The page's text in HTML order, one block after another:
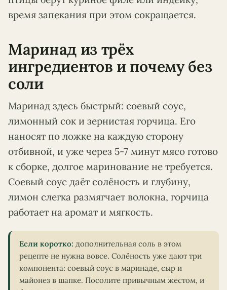
время запекания при этом сокращается.
Маринад из трёх
ингредиентов и почему без
соли
Маринад здесь быстрый: соевый соус,
лимонный сок и зернистая горчица. Его
наносят по ложке на каждую сторону
отбивной, и уже через 5-7 минут мясо готово
к сборке, долгое маринование не требуется.
Соевый соус даёт солёность и глубину,
лимон слегка размягчает волокна, горчица
работает на аромат и мягкость.
Если коротко: дополнительная соль в этом
рецепте не нужна вовсе. Солёность уже дают три
компонента: соевый соус в маринаде, сыр и
майонез в шапке. Посолите привычным жестом, и